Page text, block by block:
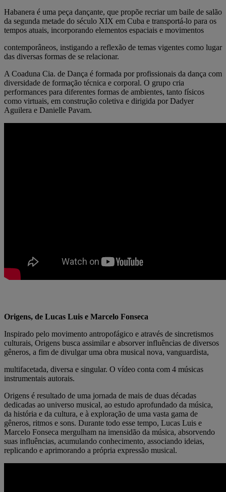
Habanera é uma peça dançante, que propõe recriar um baile de salão
da segunda metade do século XIX em Cuba e transportá-lo para os
tempos atuais, incorporando elementos espaciais e movimentos
contemporâneos, instigando a reflexão de temas vigentes como lugar
das diversas formas de se relacionar.
A Coaduna Cia. de Dança é formada por profissionais da dança com
diversidade de formação técnica e corporal. O grupo cria
performances para diferentes formas de ambientes, tanto físicos
como virtuais, em construção coletiva e dirigida por Dadyer
Aguilera e Danielle Pavam.
Origens, de Lucas Luis e Marcelo Fonseca
Inspirado pelo movimento antropofágico e através de sincretismos
culturais, Origens busca assimilar e absorver influências de diversos
gêneros, a fim de divulgar uma obra musical nova, vanguardista,
multifacetada, diversa e singular. O vídeo conta com 4 músicas
instrumentais autorais.
Origens é resultado de uma jornada de mais de duas décadas
dedicadas ao universo musical, ao estudo aprofundado da música,
da história e da cultura, e à exploração de uma vasta gama de
gêneros, ritmos e sons. Durante todo esse tempo, Lucas Luis e
Marcelo Fonseca mergulham na imensidão da música, absorvendo
suas influências, acumulando conhecimento, associando ideias,
replicando e aprimorando a própria expressão musical.